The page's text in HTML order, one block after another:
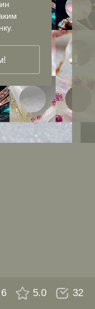
6
6 5.0 32